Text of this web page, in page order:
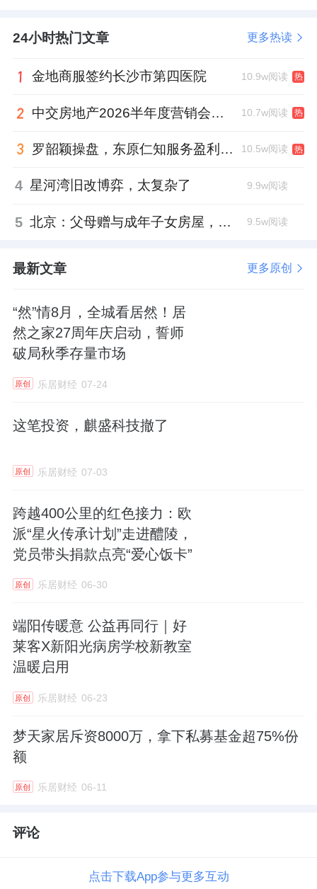
24小时热门文章 更多热读
金地商服签约长沙市第四医院 10.9w阅读 热
中交房地产2026半年度营销会，绿城祝军现身了 10.7w阅读 热
罗韶颖操盘，东原仁知服务盈利仍在爬坡 10.5w阅读 热
4 星河湾旧改博弈，太复杂了 9.9w阅读
5 北京：父母赠与成年子女房屋，不再核验子女的购房资格 9.5w阅读
最新文章 更多原创
“然”情8月，全城看居然！居
然之家27周年庆启动，誓师
破局秋季存量市场
原创 乐居财经 07-24
这笔投资，麒盛科技撤了
原创 乐居财经 07-03
跨越400公里的红色接力：欧
派“星火传承计划”走进醴陵，
党员带头捐款点亮“爱心饭卡”
原创 乐居财经 06-30
端阳传暖意 公益再同行｜好
莱客X新阳光病房学校新教室
温暖启用
原创 乐居财经 06-23
梦天家居斥资8000万，拿下私募基金超75%份
额
原创 乐居财经 06-11
评论
点击下载App参与更多互动